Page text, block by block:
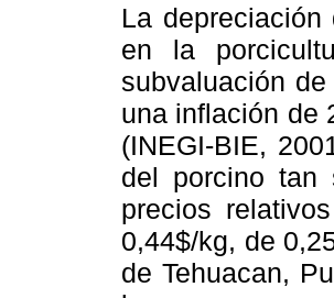
La
en la
subvaluación
una inflación de
(INEGI-BIE,
del porcino tan
precios
0,44$/kg, de
de Tehuacan,